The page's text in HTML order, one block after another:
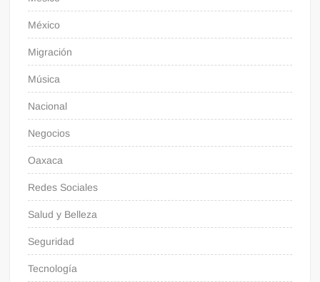
México
Migración
Música
Nacional
Negocios
Oaxaca
Redes Sociales
Salud y Belleza
Seguridad
Tecnología